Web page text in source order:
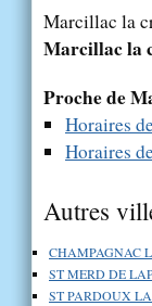
Marcillac la
Marcillac la
Proche de
Horaires
Horaires
Autres
CHAMPAGNAC
ST MERD DE
ST PARDOUX